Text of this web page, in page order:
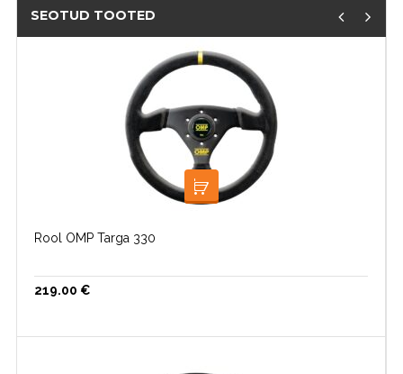
SEOTUD TOOTED
LISA KORVI
Rool OMP Targa 330
219.00 €